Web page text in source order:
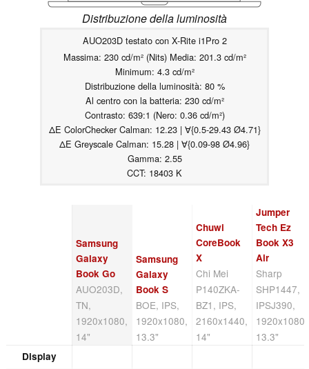
Distribuzione della luminosità
AUO203D testato con X-Rite i1Pro 2
Massima: 230 cd/m² (Nits) Media: 201.3 cd/m²
Minimum: 4.3 cd/m²
Distribuzione della luminosità: 80 %
Al centro con la batteria: 230 cd/m²
Contrasto: 639:1 (Nero: 0.36 cd/m²)
ΔE ColorChecker Calman: 12.23 | ∀{0.5-29.43 Ø4.71}
ΔE Greyscale Calman: 15.28 | ∀{0.09-98 Ø4.96}
Gamma: 2.55
CCT: 18403 K
Samsung
Galaxy
Book Go
AUO203D,
TN,
1920x1080,
14"
Samsung
Galaxy
Book S
BOE, IPS,
1920x1080,
13.3"
Chuwi
CoreBook
X
Chi Mei
P140ZKA-
BZ1, IPS,
2160x1440,
14"
Jumper
Tech Ez
Book X3
Air
Sharp
SHP1447,
IPSJ390,
1920x1080,
13.3"
Display